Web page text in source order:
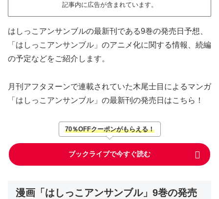
記事内に広告が含まれています。
はしっこアンサンブルの最新刊である9巻の発売日予想、
「はしっこアンサンブル」のアニメ化に関する情報、続編
の予定などをご紹介します。
月刊アフタヌーンで連載されていた木尾士目によるマンガ
「はしっこアンサンブル」の最新刊の発売日はこちら！
70％OFFクーポンがもらえる！
ブックライブで今すぐ読む
漫画「はしっこアンサンブル」9巻の発売